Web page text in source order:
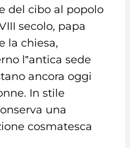
del cibo al popolo
secolo, papa
la chiesa,
l‟antica sede
ancora oggi
In stile
una
cosmatesca